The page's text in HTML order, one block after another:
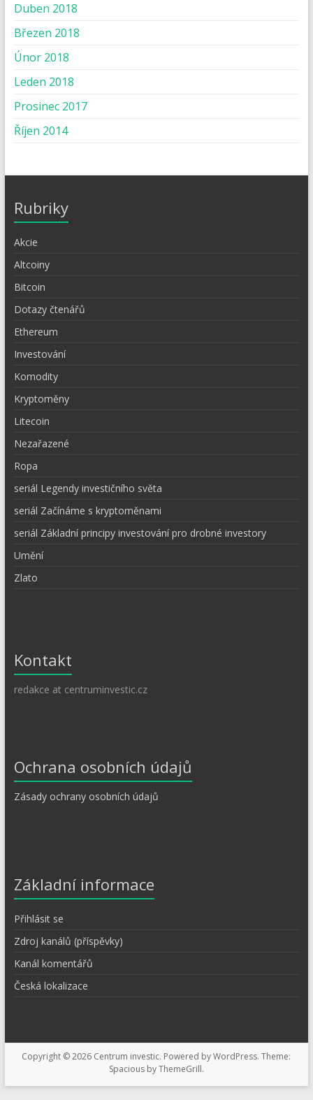
Duben 2018
Březen 2018
Únor 2018
Leden 2018
Prosinec 2017
Říjen 2014
Rubriky
Akcie
Altcoiny
Bitcoin
Dotazy čtenářů
Ethereum
Investování
Komodity
Kryptoměny
Litecoin
Nezařazené
Ropa
seriál Legendy investičního světa
seriál Začínáme s kryptoměnami
seriál Základní principy investování pro drobné investory
Umění
Zlato
Kontakt
redakce at centruminvestic.cz
Ochrana osobních údajů
Zásady ochrany osobních údajů
Základní informace
Přihlásit se
Zdroj kanálů (příspěvky)
Kanál komentářů
Česká lokalizace
Copyright © 2026 Centrum investic. Powered byWordPress. Theme:
Spacious byThemeGrill.